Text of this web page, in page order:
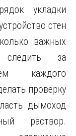
укладки
стен
важных
следить за
каждого
проверку
дымоход
раствор.